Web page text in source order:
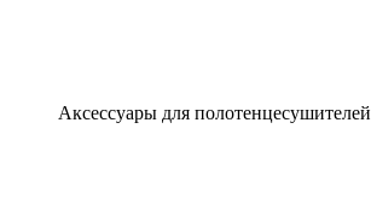
Аксессуары для полотенцесушителей